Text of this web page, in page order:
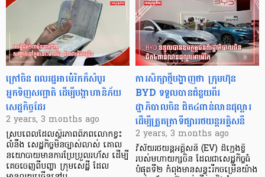
ក្រៅចិន ពលរដ្ឋអាម៉េរិកក៏សំបូរ
អ្នកទិញសញ្ជាតិ ដើម្បីបង្កាហានិភ័យ
សេដ្ឋកិច្ចដែរ
2 years, 3 months ago
ស្របពេលដែលស្ថិរភាពពិភពលោកខ្វះ
លំនឹង សេដ្ឋកិច្ចមិនច្បាស់លាស់ គោល
នយោបាយមានការប្រែប្រួលរហ័ស ដើម្បី
គេចចេញពីបញ្ហា ក្រុមសេដ្ឋី ដែល
ការសិក្សាថ្មីបង្ហាញថា ក្រុមហ៊ុន
BYD ទទួលបានជំនួយពីរ
ដ្ឋាភិបាលចិន ជិត៤ពាន់លានដុល្លារ
ដើម្បីត្រួតត្រាទីផ្សាររថយន្តអគ្គិសនី
2 years, 3 months ago
វិស័យរថយន្តអគ្គិសនី (EV) ដ៏ក្មេងខ្ចី
របស់មហាយក្សចិន ដែលជាសេដ្ឋកិច្ចធំ
បំផុតទី២ កំពុងមានសន្ទុះរីកចម្រើនយ៉ាង